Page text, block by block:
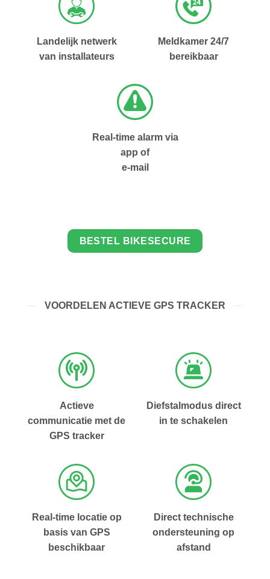
Landelijk netwerk
van installateurs
Meldkamer 24/7
bereikbaar
Real-time alarm via
app of
e-mail
BESTEL BIKESECURE
VOORDELEN ACTIEVE GPS TRACKER
Actieve
communicatie met de
GPS tracker
Diefstalmodus direct
in te schakelen
Real-time locatie op
basis van GPS
beschikbaar
Direct technische
ondersteuning op
afstand